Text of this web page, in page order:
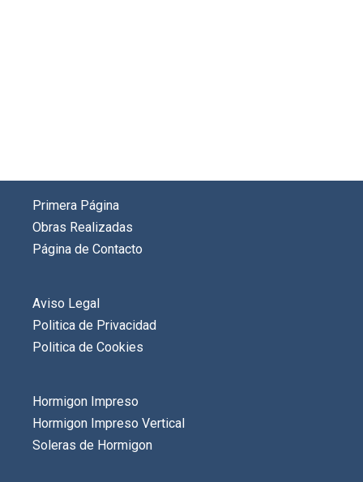
Primera Página
Obras Realizadas
Página de Contacto
Aviso Legal
Politica de Privacidad
Politica de Cookies
Hormigon Impreso
Hormigon Impreso Vertical
Soleras de Hormigon